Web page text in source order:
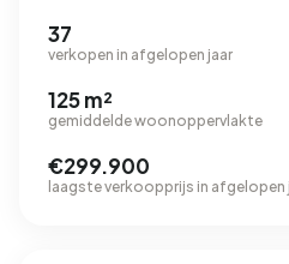
37
verkopen in afgelopen jaar
125 m²
gemiddelde woonoppervlakte
€299.900
laagste verkoopprijs in afgelopen